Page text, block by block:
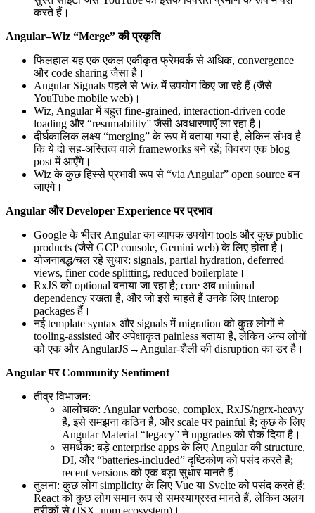
करते हैं।
Angular–Wiz “Merge” की प्रकृति
फिलहाल यह एक एकल एकीकृत फ्रेमवर्क से अधिक, convergence
और code sharing जैसा है।
Angular Signals पहले से Wiz में उपयोग किए जा रहे हैं (जैसे
YouTube mobile web)।
Wiz, Angular में बहुत fine-grained, interaction-driven code
loading और “resumability” जैसी अवधारणाएँ ला रहा है।
दीर्घकालिक लक्ष्य “merging” के रूप में बताया गया है, लेकिन संभव है
कि ये दो सह-अस्तित्व वाले frameworks बने रहें; विवरण एक blog
post में आएँगे।
Wiz के कुछ हिस्से प्रभावी रूप से “via Angular” open source बन
जाएंगे।
Angular और Developer Experience पर प्रभाव
Google के भीतर Angular का व्यापक उपयोग tools और कुछ public
products (जैसे GCP console, Gemini web) के लिए होता है।
योजनाबद्ध/चल रहे सुधार: signals, partial hydration, deferred
views, finer code splitting, reduced boilerplate।
RxJS को optional बनाया जा रहा है; core अब minimal
dependency रखता है, और जो इसे चाहते हैं उनके लिए interop
packages हैं।
नई template syntax और signals में migration को कुछ लोगों ने
tooling-assisted और अपेक्षाकृत painless बताया है, लेकिन अन्य लोगों
को एक और AngularJS→Angular-शैली की disruption का डर है।
Angular पर Community Sentiment
तीव्र विभाजन:
आलोचक: Angular verbose, complex, RxJS/ngrx-heavy
है, इसे समझना कठिन है, और scale पर painful है; कुछ के लिए
Angular Material “legacy” ने upgrades को रोक दिया है।
समर्थक: बड़े enterprise apps के लिए Angular की structure,
DI, और “batteries-included” दृष्टिकोण को पसंद करते हैं;
recent versions को एक बड़ा सुधार मानते हैं।
तुलना: कुछ लोग simplicity के लिए Vue या Svelte को पसंद करते हैं;
React को कुछ लोग समान रूप से समस्याग्रस्त मानते हैं, लेकिन अलग
तरीकों से (JSX, npm ecosystem)।